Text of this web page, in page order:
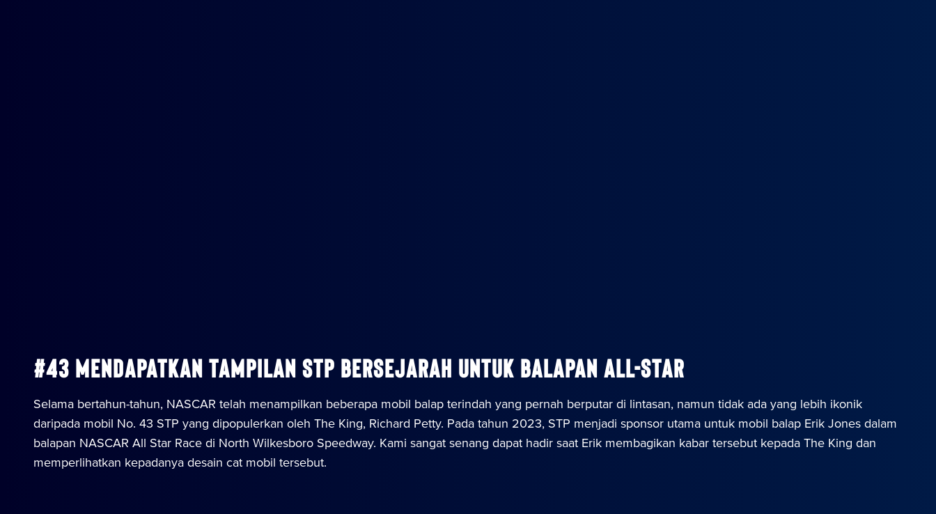
#43 Mendapatkan Tampilan STP Bersejarah untuk Balapan All-Star
Selama bertahun-tahun, NASCAR telah menampilkan beberapa mobil balap terindah yang pernah berputar di lintasan, namun tidak ada yang lebih ikonik
daripada mobil No. 43 STP yang dipopulerkan oleh The King, Richard Petty. Pada tahun 2023, STP menjadi sponsor utama untuk mobil balap Erik Jones dalam
balapan NASCAR All Star Race di North Wilkesboro Speedway. Kami sangat senang dapat hadir saat Erik membagikan kabar tersebut kepada The King dan
memperlihatkan kepadanya desain cat mobil tersebut.